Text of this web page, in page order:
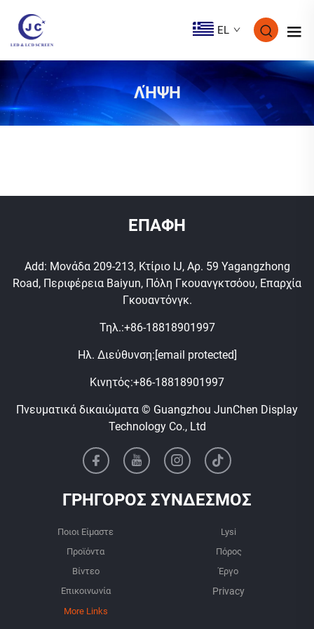
EL
ΛΉΨΗ
ΕΠΑΦΗ
Add: Μονάδα 209-213, Κτίριο IJ, Αρ. 59 Yagangzhong
Road, Περιφέρεια Baiyun, Πόλη Γκουανγκτσόου, Επαρχία
Γκουαντόνγκ.
Τηλ.:+86-18818901997
Ηλ. Διεύθυνση:[email protected]
Κινητός:+86-18818901997
Πνευματικά δικαιώματα © Guangzhou JunChen Display
Technology Co., Ltd
ΓΡΗΓΟΡΟΣ ΣΥΝΔΕΣΜΟΣ
Ποιοι Είμαστε
Lysi
Προϊόντα
Πόρος
Βίντεο
Έργο
Επικοινωνία
More Links